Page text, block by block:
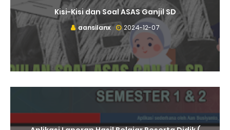
Kisi-Kisi dan Soal ASAS Ganjil SD
aansilanx 2024-12-07